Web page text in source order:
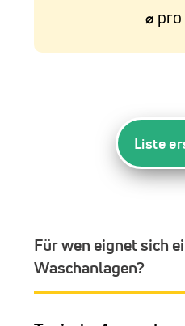
⌀
Liste
Für wen eignet sich
Waschanlagen?